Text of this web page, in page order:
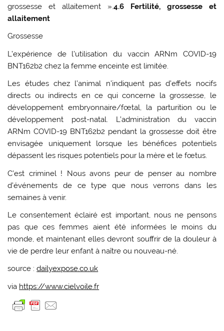
grossesse et allaitement ».4.6 Fertilité, grossesse et
allaitement
Grossesse
L’expérience de l’utilisation du vaccin ARNm COVID-19
BNT162b2 chez la femme enceinte est limitée.
Les études chez l’animal n’indiquent pas d’effets nocifs
directs ou indirects en ce qui concerne la grossesse, le
développement embryonnaire/fœtal, la parturition ou le
développement post-natal. L’administration du vaccin
ARNm COVID-19 BNT162b2 pendant la grossesse doit être
envisagée uniquement lorsque les bénéfices potentiels
dépassent les risques potentiels pour la mère et le fœtus.
C’est criminel ! Nous avons peur de penser au nombre
d’événements de ce type que nous verrons dans les
semaines à venir.
Le consentement éclairé est important, nous ne pensons
pas que ces femmes aient été informées le moins du
monde, et maintenant elles devront souffrir de la douleur à
vie de perdre leur enfant à naître ou nouveau-né.
source :dailyexpose.co.uk
via https://www.cielvoile.fr